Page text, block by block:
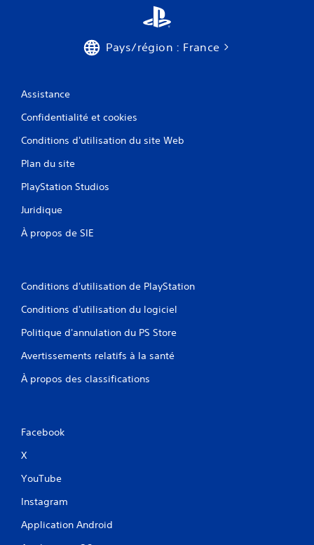
Pays/région : France
Assistance
Confidentialité et cookies
Conditions d'utilisation du site Web
Plan du site
PlayStation Studios
Juridique
À propos de SIE
Conditions d'utilisation de PlayStation
Conditions d'utilisation du logiciel
Politique d'annulation du PS Store
Avertissements relatifs à la santé
À propos des classifications
Facebook
X
YouTube
Instagram
Application Android